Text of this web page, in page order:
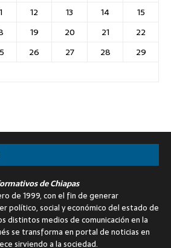
12 13 14
15
19 20 21
22
26 27 28
29
de Chiapas
de 1999, con el fin de generar
político, social y económico del estado de
distintos medios de comunicación en la
se transforma en portal de noticias en
sirviendo a la sociedad.